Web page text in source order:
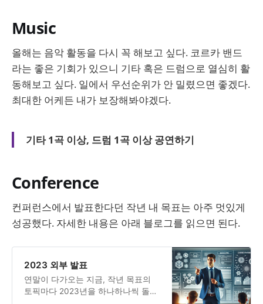
Music
올해는 음악 활동을 다시 꼭 해보고 싶다. 코르카 밴드
라는 좋은 기회가 있으니 기타 혹은 드럼으로 열심히 활
동해보고 싶다. 일에서 우선순위가 안 밀렸으면 좋겠다.
최대한 어케든 내가 보장해봐야겠다.
기타 1곡 이상, 드럼 1곡 이상 공연하기
Conference
컨퍼런스에서 발표한다던 작년 내 목표는 아주 멋있게
성공했다. 자세한 내용은 아래 블로그를 읽으면 된다.
2023 외부 발표
연말이 다가오는 지금, 작년 목표의
토픽마다 2023년을 하나하나씩 돌아